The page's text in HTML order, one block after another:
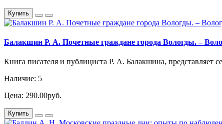
Купить
Балакшин Р. А. Почетные граждане города Вологды. –
Книга писателя и публициста Р. А. Балакшина, представляет
Наличие: 5
Цена: 290.00руб.
Купить